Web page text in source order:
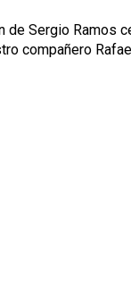
de Sergio Ramos
compañero